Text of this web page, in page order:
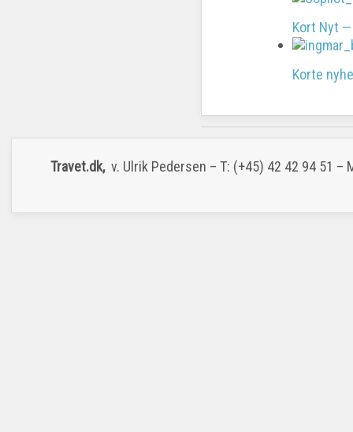
Kort Nyt
Korte
Travet.dk, v. Ulrik Pedersen – T: (+45) 42 42 94 51 –